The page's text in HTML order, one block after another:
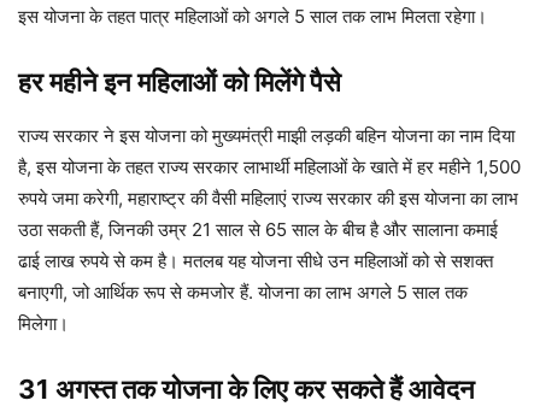
इस योजना के तहत पात्र महिलाओं को अगले 5 साल तक लाभ मिलता रहेगा।
हर महीने इन महिलाओं को मिलेंगे पैसे
राज्य सरकार ने इस योजना को मुख्यमंत्री माझी लड़की बहिन योजना का नाम दिया
है, इस योजना के तहत राज्य सरकार लाभार्थी महिलाओं के खाते में हर महीने 1,500
रुपये जमा करेगी, महाराष्ट्र की वैसी महिलाएं राज्य सरकार की इस योजना का लाभ
उठा सकती हैं, जिनकी उम्र 21 साल से 65 साल के बीच है और सालाना कमाई
ढाई लाख रुपये से कम है। मतलब यह योजना सीधे उन महिलाओं को से सशक्त
बनाएगी, जो आर्थिक रूप से कमजोर हैं. योजना का लाभ अगले 5 साल तक
मिलेगा।
31 अगस्त तक योजना के लिए कर सकते हैं आवेदन